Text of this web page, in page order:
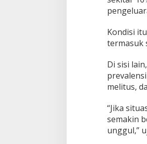
Kondisi
termasuk
Di sisi
melitus,
“Jika
semakin
unggul,”